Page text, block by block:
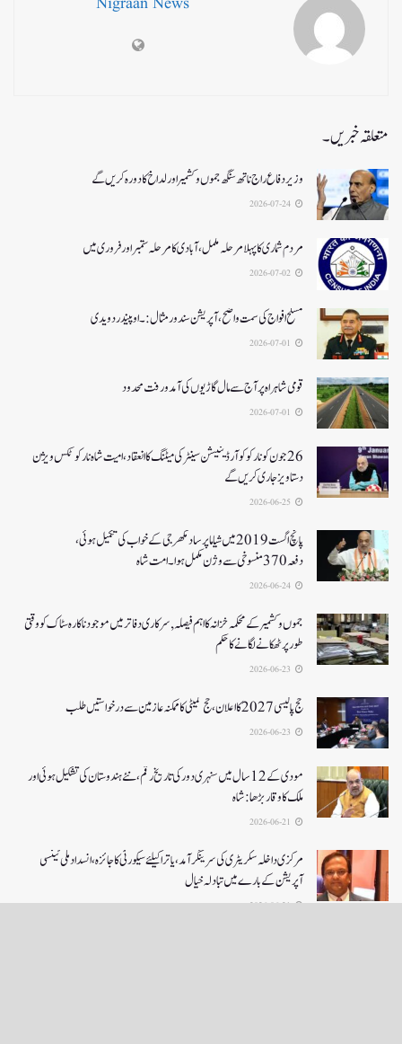
متعلقہ خبریں۔
وزیر دفاع راج ناتھ سنگھ جموں و کشمیر اور لداخ کا دورہ کریں گے
مردم شماری کا پہلا مرحلہ مکمل،آبادی کا مرحلہ ستمبر اور فروری میں
مسلح افواج کی سمت واضح، آپریشن سندورمثال:۔ اوپیندر دویدی
قومی شاہراہ پر آج سے مال گاڑیوں کی آمدورفت محدود
26جون کونارکو کوآرڈینیشن سینٹر کی میٹنگ کا انعقاد، امیت شاہ نارکوٹکس ویژن
دستاویز جاری کریں گے
پانچ اگست 2019میں شیاما پر ساد مکھرجی کے خواب کی تکمیل ہوئی،
دفعہ 370منسوخی سے وژن مکمل ہوا۔ امت شاہ
جموں و کشمیر کے محکمہ خزانہ کا اہم فیصلہ , سرکاری دفاتر میں موجود ناکارہ سٹاک کو وقتی
طور پر ٹھکانے لگانے کا حکم
حج پالیسی 2027کا اعلان ،حج کمیٹی کا ممکنہ عازمین سے درخواستیں طلب
مودی کے 12 سال میں سنہری دور کی تاریخ رقم ، نئے ہندوستان کی تشکیل ہوئی اور
ملک کا وقار بڑھا: شاہ
مرکزی داخلہ سکریٹری کی سرینگر آمد ،یاترا کیلئے سیکورٹی کا جائزہ ،انسداد ملی ٹینسی
آپریشن کے بارے میں تبادلہ خیال
2026-06-21